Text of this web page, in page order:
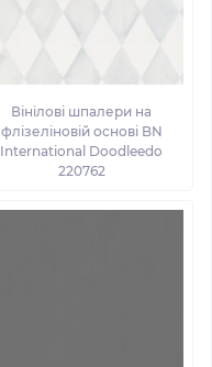
Вінілові шпалери на
флізеліновій основі BN
International Doodleedo
220762